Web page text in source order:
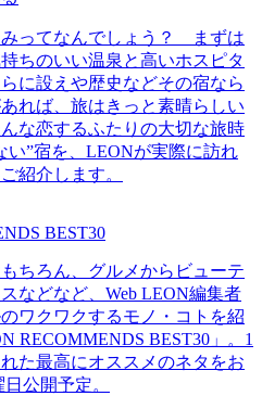
ってなんでしょう？ まずは
ちのいい温泉と高いホスピタ
に設えや歴史などその宿なら
れば、旅はきっと素晴らしい
な恋するふたりの大切な旅時
い”宿を、LEONが実際に訪れ
紹介します。
BEST30
ちろん、グルメからビューテ
などなど、Web LEON編集者
ワクワクするモノ・コトを紹
RECOMMENDS BEST30」。1
た最高にオススメのネタをお
公開予定。